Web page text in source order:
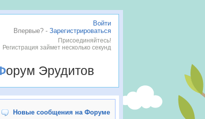
Войти
Впервые? - Зарегистрироваться
Присоединяйтесь!
Регистрация займет несколько секунд
Форум Эрудитов
Новые сообщения на Форуме